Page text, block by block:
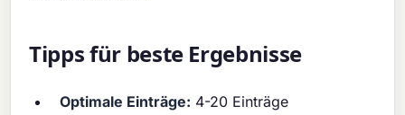
Tipps für beste Ergebnisse
Optimale Einträge: 4-20 Einträge